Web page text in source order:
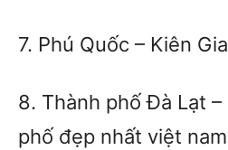
7. Phú Quốc – Kiên
8. Thành phố Đà Lạt
phố đẹp nhất việt nam